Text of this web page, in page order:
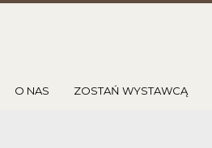
O NAS ZOSTAŃ WYSTAWCĄ